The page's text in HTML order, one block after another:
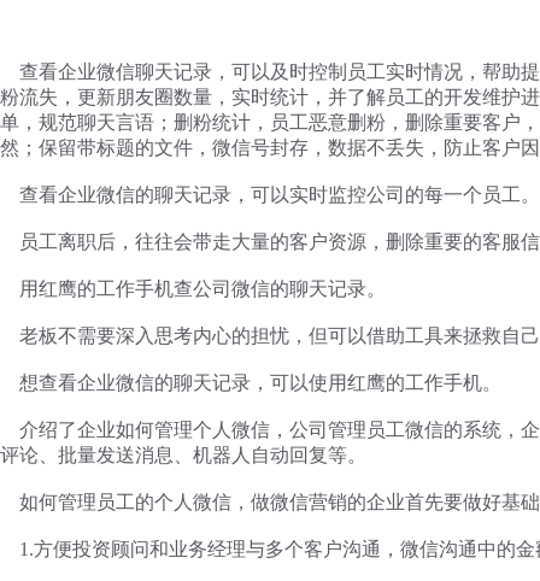
查看企业微信聊天记录，可以及时控制员工实时情况，帮助
粉流失，更新朋友圈数量，实时统计，并了解员工的开发维护
单，规范聊天言语；删粉统计，员工恶意删粉，删除重要客户
然；保留带标题的文件，微信号封存，数据不丢失，防止客户
查看企业微信的聊天记录，可以实时监控公司的每一个员工。
员工离职后，往往会带走大量的客户资源，删除重要的客服
用红鹰的工作手机查公司微信的聊天记录。
老板不需要深入思考内心的担忧，但可以借助工具来拯救自
想查看企业微信的聊天记录，可以使用红鹰的工作手机。
介绍了企业如何管理个人微信，公司管理员工微信的系统，
评论、批量发送消息、机器人自动回复等。
如何管理员工的个人微信，做微信营销的企业首先要做好基
1.方便投资顾问和业务经理与多个客户沟通，微信沟通中的